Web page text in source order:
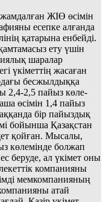
ЖIӨ өсiмiн
есепке алғанда
қатарына енбейдi.
ету үшiн
шаралар
үкiметтiң жасаған
бесжылдыққа
2,4-2,5 пайыз көле­
өсiмiн 1,4 пайыз
бiр пайыздық
бойынша Қазақстан
қойған. Мысалы,
көлемiн­де болжап
беруде, ал үкiмет оны
компанияны
мемкомпанияның
атай